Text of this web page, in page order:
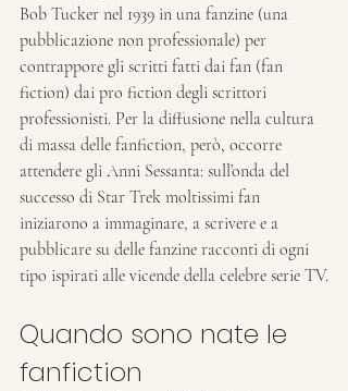
Bob Tucker nel 1939 in una fanzine (una
pubblicazione non professionale) per
contrappore gli scritti fatti dai fan (fan
fiction) dai pro fiction degli scrittori
professionisti. Per la diffusione nella cultura
di massa delle fanfiction, però, occorre
attendere gli Anni Sessanta: sull’onda del
successo di Star Trek moltissimi fan
iniziarono a immaginare, a scrivere e a
pubblicare su delle fanzine racconti di ogni
tipo ispirati alle vicende della celebre serie TV.
Quando sono nate le
fanfiction